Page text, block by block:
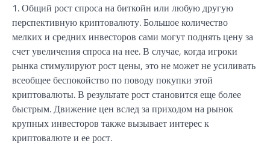
1. Общий рост спроса на биткойн или любую другую
перспективную криптовалюту. Большое количество
мелких и средних инвесторов сами могут поднять цену за
счет увеличения спроса на нее. В случае, когда игроки
рынка стимулируют рост цены, это не может не усиливать
всеобщее беспокойство по поводу покупки этой
криптовалюты. В результате рост становится еще более
быстрым. Движение цен вслед за приходом на рынок
крупных инвесторов также вызывает интерес к
криптовалюте и ее рост.